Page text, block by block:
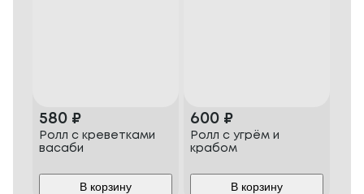
580 ₽
Ролл с креветками
васаби
В корзину
600 ₽
Ролл с угрём и
крабом
В корзину